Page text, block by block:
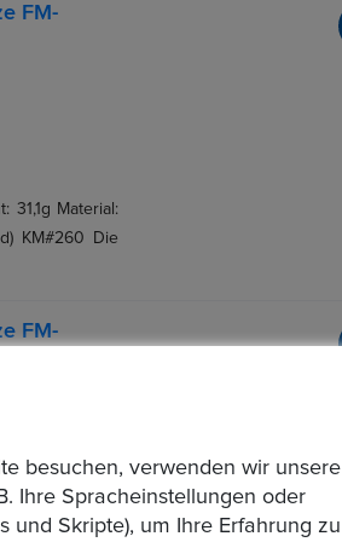
FM-
31,1g Material:
KM#260 Die
FM-
31,1g Material:
besuchen, verwenden wir unsere
Ihre Spracheinstellungen oder
und Skripte), um Ihre Erfahrung zu